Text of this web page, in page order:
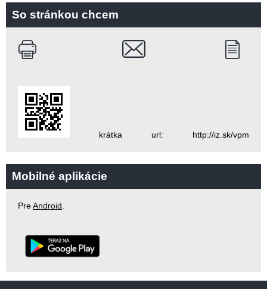
So stránkou chcem
krátka url: http://iz.sk/vpm
Mobilné aplikácie
PreAndroid